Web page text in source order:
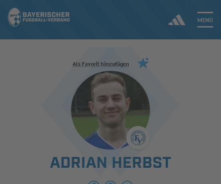
MENÜ
Jetzt einloggen
ERGEBNISSE & WETTBEWERBE
SPIELBETRIEB & VERBANDSLEBEN
AUSBILDUNG & FÖRDERUNG
Als Favorit hinzufügen
ADRIAN HERBST